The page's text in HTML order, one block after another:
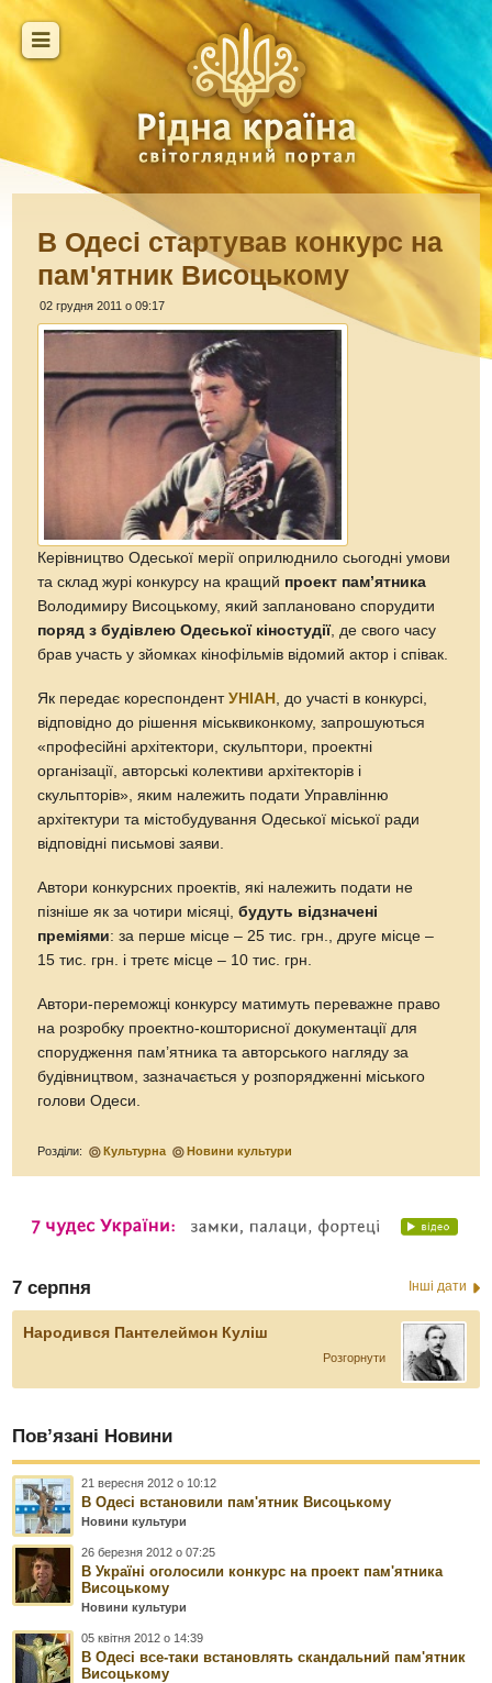
В Одесі стартував конкурс на
пам'ятник Висоцькому
02 грудня 2011 о 09:17
Керівництво Одеської мерії оприлюднило сьогодні умови
та склад журі конкурсу на кращий проект пам’ятника
Володимиру Висоцькому, який заплановано спорудити
поряд з будівлею Одеської кіностудії, де свого часу
брав участь у зйомках кінофільмів відомий актор і співак.
Як передає кореспондентУНІАН
, до участі в конкурсі,
відповідно до рішення міськвиконкому, запрошуються
«професійні архітектори, скульптори, проектні
організації, авторські колективи архітекторів і
скульпторів», яким належить подати Управлінню
архітектури та містобудування Одеської міської ради
відповідні письмові заяви.
Автори конкурсних проектів, які належить подати не
пізніше як за чотири місяці,будуть відзначені
преміями: за перше місце – 25 тис. грн., друге місце –
15 тис. грн. і третє місце – 10 тис. грн.
Автори-переможці конкурсу матимуть переважне право
на розробку проектно-кошторисної документації для
спорудження пам’ятника та авторського нагляду за
будівництвом, зазначається у розпорядженні міського
голови Одеси.
Розділи: Культурна Новини культури
7 серпня Інші дати
Народився Пантелеймон Куліш
Розгорнути
Пов’язані Новини
21 вересня 2012 о 10:12
В Одесі встановили пам'ятник Висоцькому
Новини культури
26 березня 2012 о 07:25
В Україні оголосили конкурс на проект пам'ятника
Висоцькому
Новини культури
05 квітня 2012 о 14:39
В Одесі все-таки встановлять скандальний пам'ятник
Висоцькому